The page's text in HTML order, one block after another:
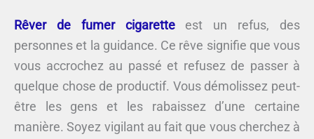
Rêver de fumer cigaretteest un refus, des
personnes et la guidance. Ce rêve signifie que vous
vous accrochez au passé et refusez de passer à
quelque chose de productif. Vous démolissez peut-
être les gens et les rabaissez d’une certaine
manière. Soyez vigilant au fait que vous cherchez à